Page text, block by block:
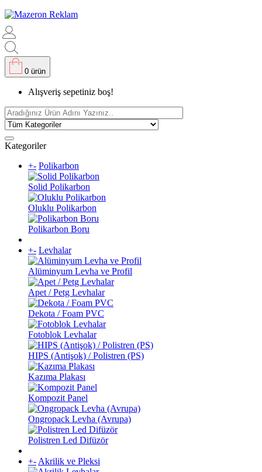
0 ürün
Alışveriş sepetiniz boş!
Kategoriler
+- Polikarbon
Solid Polikarbon
Oluklu Polikarbon
Polikarbon Boru
+- Levhalar
Alüminyum Levha ve Profil
Apet / Petg Levhalar
Dekota / Foam PVC
Fotoblok Levhalar
HIPS (Antişok) / Polistren (PS)
Kazıma Plakası
Kompozit Panel
Ongropack Levha (Avrupa)
Polistren Led Difüzör
+- Akrilik ve Pleksi